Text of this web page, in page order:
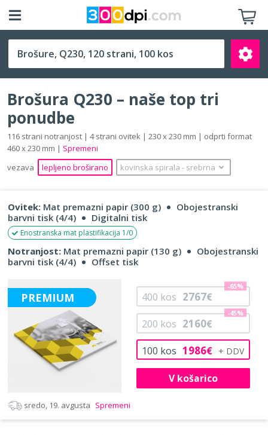
Q230 (230 x 230 mm)
Išči
Brošura Q230 – naše top tri
ponudbe
116 strani notranjost | 4 strani ovitek | 230 x 230 mm | odprti format
460 x 230 mm | Spremeni
vezava
lepljeno broširano kovinska spirala ‐ srebrna
Ovitek: Mat premazni papir (300 g)
Obojestranski
barvni tisk (4/4)
Digitalni tisk
Enostranska mat plastifikacija 1/0
Notranjost: Mat premazni papir (130 g)
Obojestranski
barvni tisk (4/4)
Offset tisk
PREMIUM
100 kos 1986€
200 kos 2160€
-45%
400 kos 2767€
-65%
V košarico
sredo, 19. avgusta Spremeni